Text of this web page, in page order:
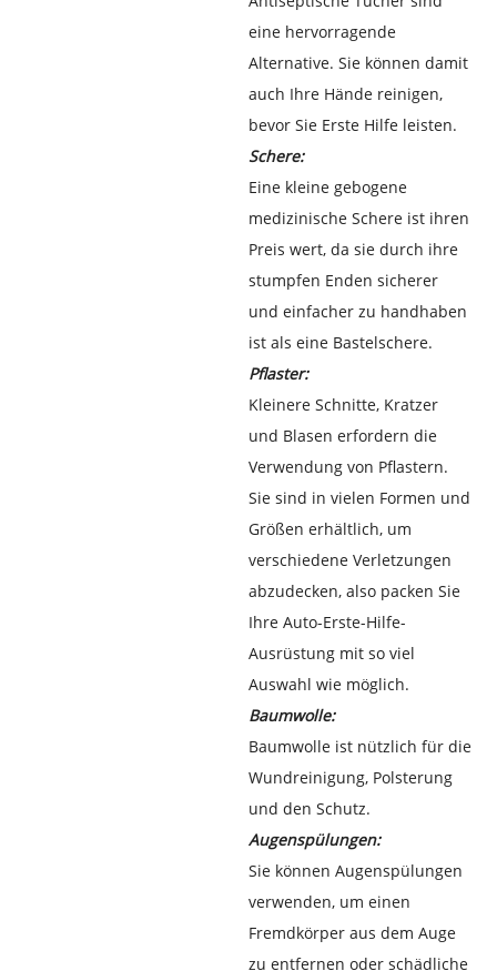
eine hervorragende
Alternative. Sie können damit
auch Ihre Hände reinigen,
bevor Sie Erste Hilfe leisten.
Schere:
Eine kleine gebogene
medizinische Schere ist ihren
Preis wert, da sie durch ihre
stumpfen Enden sicherer
und einfacher zu handhaben
ist als eine Bastelschere.
Pflaster:
Kleinere Schnitte, Kratzer
und Blasen erfordern die
Verwendung von Pflastern.
Sie sind in vielen Formen und
Größen erhältlich, um
verschiedene Verletzungen
abzudecken, also packen Sie
Ihre Auto-Erste-Hilfe-
Ausrüstung mit so viel
Auswahl wie möglich.
Baumwolle:
Baumwolle ist nützlich für die
Wundreinigung, Polsterung
und den Schutz.
Augenspülungen:
Sie können Augenspülungen
verwenden, um einen
Fremdkörper aus dem Auge
zu entfernen oder schädliche